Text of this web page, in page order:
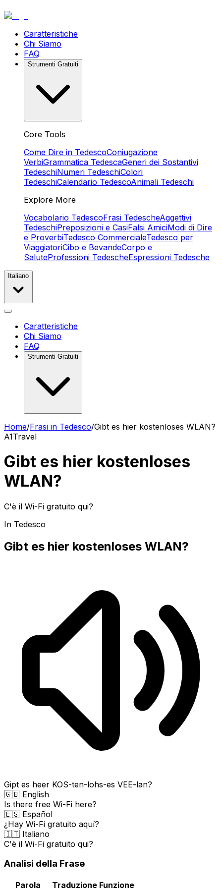
Caratteristiche
Chi Siamo
FAQ
Strumenti Gratuiti
Core Tools
Come Dire in TedescoConiugazione
VerbiGrammatica TedescaGeneri dei Sostantivi
TedeschiNumeri TedeschiColori
TedeschiCalendario TedescoAnimali Tedeschi
Explore More
Vocabolario TedescoFrasi TedescheAggettivi
TedeschiPreposizioni e CasiFalsi AmiciModi di Dire
e ProverbiTedesco CommercialeTedesco per
ViaggiatoriCibo e BevandeCorpo e
SaluteProfessioni TedescheEspressioni Tedesche
Italiano
Caratteristiche
Chi Siamo
FAQ
Strumenti Gratuiti
Home/Frasi in Tedesco/Gibt es hier kostenloses WLAN?
A1Travel
Gibt es hier kostenloses
WLAN?
C'è il Wi-Fi gratuito qui?
In Tedesco
Gibt es hier kostenloses WLAN?
Gipt es heer KOS-ten-lohs-es VEE-lan?
🇬🇧 English
Is there free Wi-Fi here?
🇪🇸 Español
¿Hay Wi-Fi gratuito aquí?
🇮🇹 Italiano
C'è il Wi-Fi gratuito qui?
Analisi della Frase
Parola Traduzione Funzione